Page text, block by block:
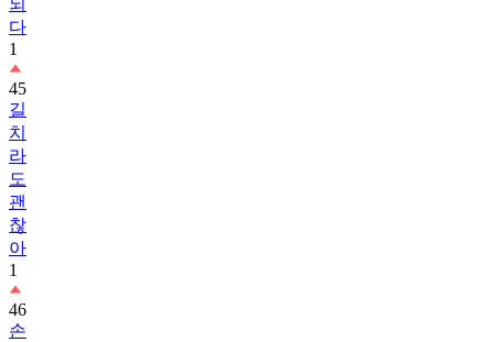
다
1
45
길
치
라
도
괜
찮
아
1
46
손